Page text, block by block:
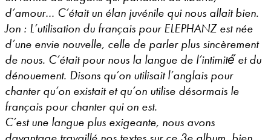
d’amour… C’était un élan juvénile qui nous allait bien.
Jon : L’utilisation du français pour ELEPHANZ est née
d’une envie nouvelle, celle de parler plus sincèrement
de nous. C’était pour nous la langue de l’intimité́ et du
dénouement. Disons qu’on utilisait l’anglais pour
chanter qu’on existait et qu’on utilise désormais le
français pour chanter qui on est.
C’est une langue plus exigeante, nous avons